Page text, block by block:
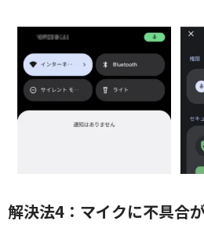
解決法4：マイクに不具合